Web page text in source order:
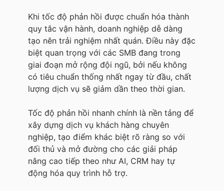
Khi tốc độ phản hồi được chuẩn hóa thành
quy tắc vận hành, doanh nghiệp dễ dàng
tạo nên trải nghiệm nhất quán. Điều này đặc
biệt quan trọng với các SMB đang trong
giai đoạn mở rộng đội ngũ, bởi nếu không
có tiêu chuẩn thống nhất ngay từ đầu, chất
lượng dịch vụ sẽ giảm dần theo thời gian.
Tốc độ phản hồi nhanh chính là nền tảng để
xây dựng dịch vụ khách hàng chuyên
nghiệp, tạo điểm khác biệt rõ ràng so với
đối thủ và mở đường cho các giải pháp
nâng cao tiếp theo như AI, CRM hay tự
động hóa quy trình hỗ trợ.